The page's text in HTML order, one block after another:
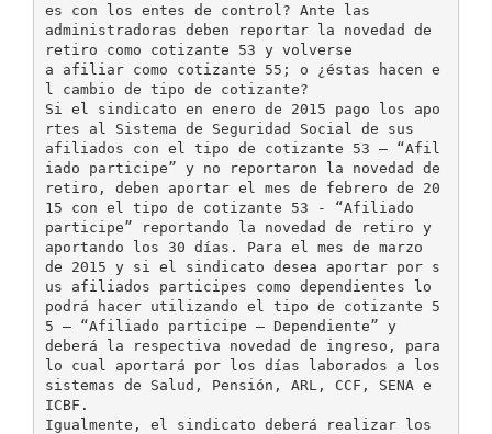
es con los entes de control? Ante las
administradoras deben reportar la novedad de
retiro como cotizante 53 y volverse
a afiliar como cotizante 55; o ¿éstas hacen e
l cambio de tipo de cotizante?
Si el sindicato en enero de 2015 pago los apo
rtes al Sistema de Seguridad Social de sus
afiliados con el tipo de cotizante 53 – “Afil
iado participe” y no reportaron la novedad de
retiro, deben aportar el mes de febrero de 20
15 con el tipo de cotizante 53 - “Afiliado
participe” reportando la novedad de retiro y
aportando los 30 días. Para el mes de marzo
de 2015 y si el sindicato desea aportar por s
us afiliados participes como dependientes lo
podrá hacer utilizando el tipo de cotizante 5
5 – “Afiliado participe – Dependiente” y
deberá la respectiva novedad de ingreso, para
lo cual aportará por los días laborados a los
sistemas de Salud, Pensión, ARL, CCF, SENA e
ICBF.
Igualmente, el sindicato deberá realizar los